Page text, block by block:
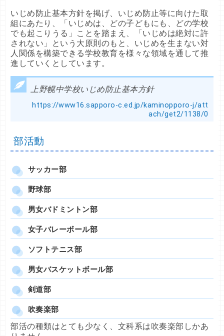
いじめ防止基本方針を掲げ、いじめ防止等に向けた取
組にあたり、「いじめは、どの子どもにも、どの学校
でも起こりうる」ことを踏まえ、「いじめは絶対に許
されない」という大原則のもと、いじめを生まない対
人関係を構築できる学校教育を様々な領域を通して推
進していくとしています。
上野幌中学校いじめ防止基本方針
https://www16.sapporo-c.ed.jp/kaminopporo-j/att
ach/get2/1138/0
部活動
サッカー部
野球部
男女バドミントン部
女子バレーボール部
ソフトテニス部
男女バスケットボール部
剣道部
吹奏楽部
部活の種類はとても少なく、文科系は吹奏楽部しかあ